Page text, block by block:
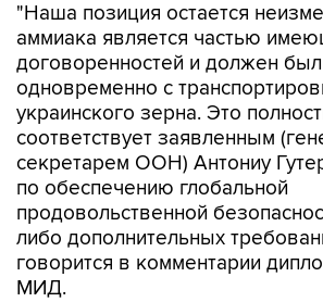
"Наша позиция остается
аммиака является частью
договоренностей и должен был
одновременно с
украинского зерна. Это
соответствует заявленным
секретарем ООН) Антониу
по обеспечению глобальной
продовольственной
либо дополнительных
говорится в комментарии
МИД.